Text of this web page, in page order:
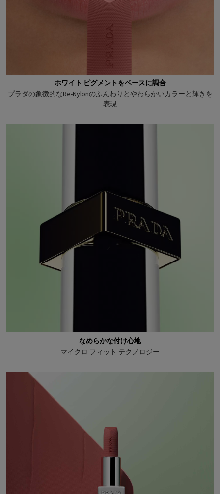
ホワイト ピグメントをベースに調合
プラダの象徴的なRe-Nylonのふんわりとやわらかいカラーと輝きを
表現
なめらかな付け心地
マイクロ フィット テクノロジー